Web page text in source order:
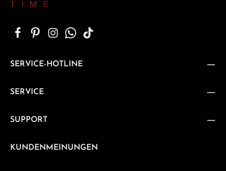
SERVICE-HOTLINE
SERVICE
SUPPORT
KUNDENMEINUNGEN